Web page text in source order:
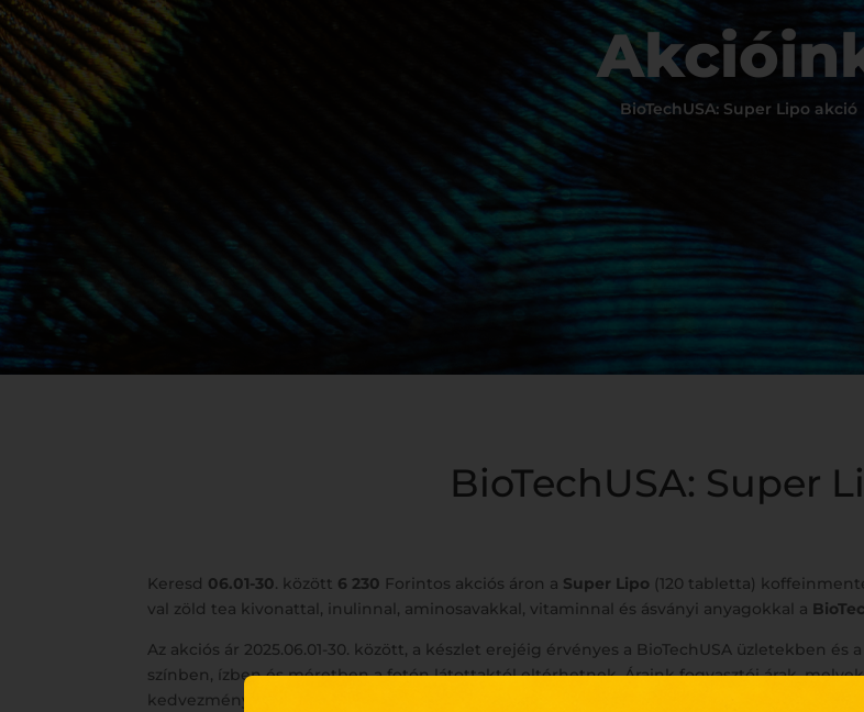
BioTechUSA: Super Lipo akció
BioTechUSA: Super
Keresd 06.01-30. között 6 230 Forintos akciós áron a Super Lipo (120 tabletta)
val zöld tea kivonattal, inulinnal, aminosavakkal, vitaminnal és ásványi anyagokkal a
Az akciós ár 2025.06.01-30. között, a készlet erejéig érvényes a BioTechUSA üzletekben
színben, ízben és méretben a fotón látottaktól eltérhetnek. Áraink fogyasztói árak,
kedvezményekkel nem vonható össze. A terméket kisgyermekek elől elzárva tárolja!